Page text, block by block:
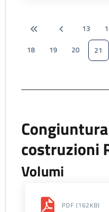
13
18
19 20 21
costruzioni
Volumi
PDF (162KB)